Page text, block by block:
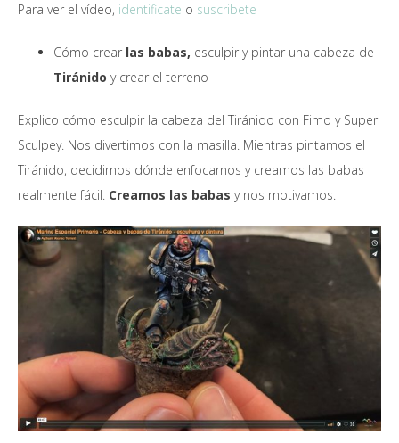
Para ver el vídeo, identificate o suscribete
Cómo crear las babas, esculpir y pintar una cabeza de
Tiránido y crear el terreno
Explico cómo esculpir la cabeza del Tiránido con Fimo y Super
Sculpey. Nos divertimos con la masilla. Mientras pintamos el
Tiránido, decidimos dónde enfocarnos y creamos las babas
realmente fácil. Creamos las babas y nos motivamos.